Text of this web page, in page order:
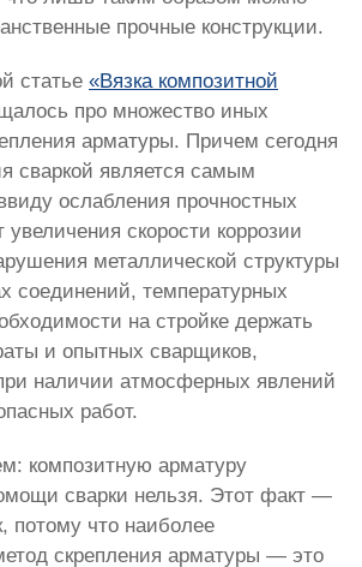
прочные конструкции.
статье «Вязка композитной
про множество иных
арматуры. Причем сегодня
сваркой является самым
ослабления прочностных
увеличения скорости коррозии
металлической структуры
соединений, температурных
на стройке держать
и опытных сварщиков,
наличии атмосферных явлений
работ.
композитную арматуру
сварки нельзя. Этот факт —
потому что наиболее
скрепления арматуры — это